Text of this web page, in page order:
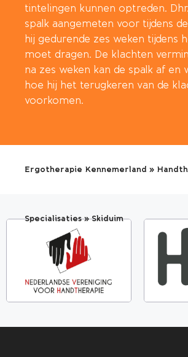
tintelingen kunnen optreden.
spalk aangemeten voor tijdens
hij gedurende zes weken tijdens
moet dragen. De klachten
na zes weken kan de spalk af en
hoe hij het terugkeren van de
voorkomen.
Ergotherapie Kennemerland »
Specialisaties»Skiduim